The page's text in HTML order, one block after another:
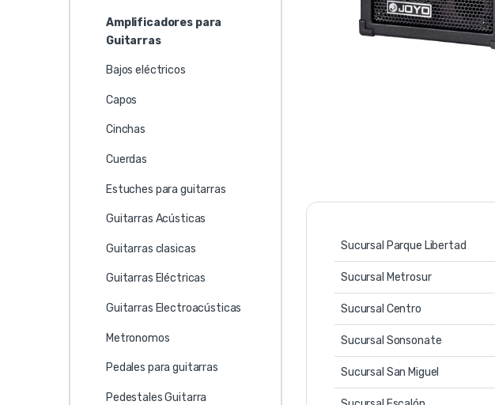
Sucursal Parque Libertad
Sucursal Metrosur
Sucursal Centro
Sucursal Sonsonate
Sucursal San Miguel
Amplificadores para
Guitarras
Bajos eléctricos
Capos
Cinchas
Cuerdas
Estuches para guitarras
Guitarras Acústicas
Guitarras clasicas
Guitarras Eléctricas
Guitarras Electroacústicas
Metronomos
Pedales para guitarras
Pedestales Guitarra